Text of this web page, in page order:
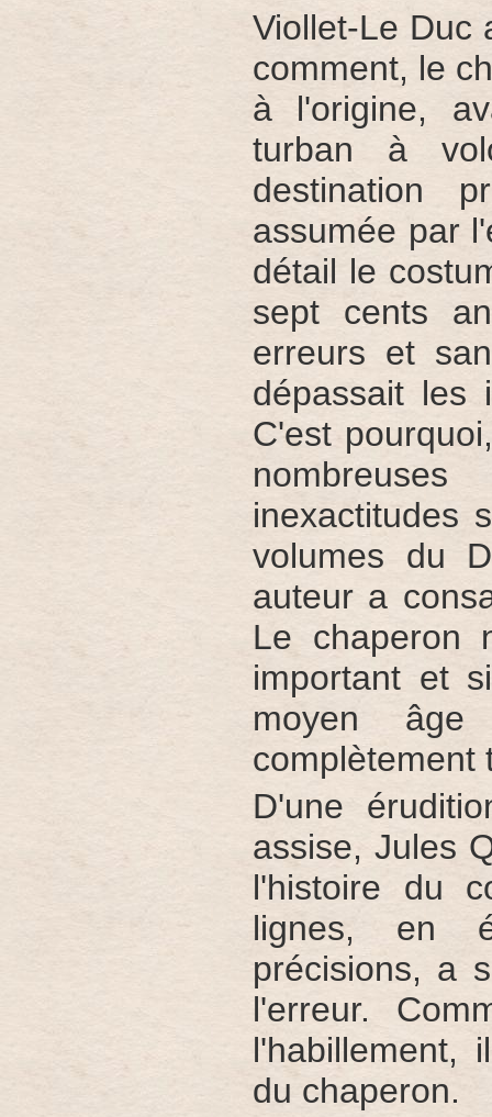
Viollet-Le Duc
comment, le
à l'origine,
turban à
destination
assumée par
détail le
sept cents
erreurs et
dépassait les
C'est
inexactitudes
volumes du
auteur a
Le chaperon
important et
moyen
complètement
D'une
assise, Jules
l'histoire du
lignes, en
précisions, a
l'erreur.
l'habillement,
du chaperon.